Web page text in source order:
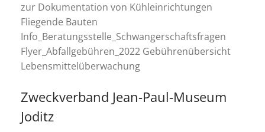
zur Dokumentation von Kühleinrichtungen
Fliegende Bauten
Info_Beratungsstelle_Schwangerschaftsfragen
Flyer_Abfallgebühren_2022 Gebührenübersicht
Lebensmittelüberwachung
Zweckverband Jean-Paul-Museum
Joditz